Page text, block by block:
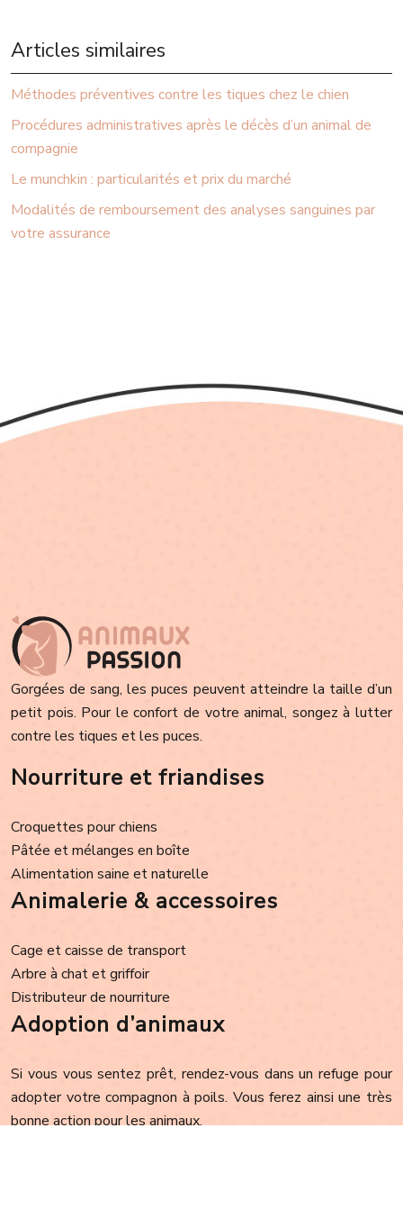
Articles similaires
Méthodes préventives contre les tiques chez le chien
Procédures administratives après le décès d’un animal de
compagnie
Le munchkin : particularités et prix du marché
Modalités de remboursement des analyses sanguines par
votre assurance
Gorgées de sang, les puces peuvent atteindre la taille d’un
petit pois. Pour le confort de votre animal, songez à lutter
contre les tiques et les puces.
Nourriture et friandises
Croquettes pour chiens
Pâtée et mélanges en boîte
Alimentation saine et naturelle
Animalerie & accessoires
Cage et caisse de transport
Arbre à chat et griffoir
Distributeur de nourriture
Adoption d’animaux
Si vous vous sentez prêt, rendez-vous dans un refuge pour
adopter votre compagnon à poils. Vous ferez ainsi une très
bonne action pour les animaux.